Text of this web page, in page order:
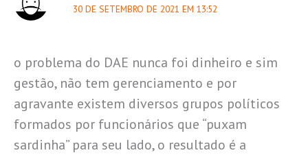
30 DE SETEMBRO DE 2021 EM 13:52
o problema do DAE nunca foi dinheiro e sim
gestão, não tem gerenciamento e por
agravante existem diversos grupos políticos
formados por funcionários que “puxam
sardinha” para seu lado, o resultado é a